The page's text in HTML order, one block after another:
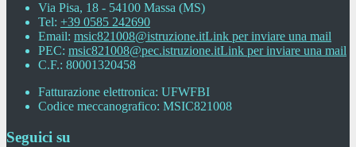
Via Pisa, 18 - 54100 Massa (MS)
Tel: +39 0585 242690
Email: msic821008@istruzione.itLink per inviare una mail
PEC: msic821008@pec.istruzione.itLink per inviare una mail
C.F.: 80001320458
Fatturazione elettronica: UFWFBI
Codice meccanografico: MSIC821008
Seguici su